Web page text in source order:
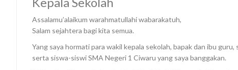
Assalamu’alaikum warahmatullahi wabarakatuh,
Salam sejahtera bagi kita semua.
Yang saya hormati para wakil kepala sekolah, bapak dan ibu
serta siswa-siswi SMA Negeri 1 Ciwaru yang saya banggakan.